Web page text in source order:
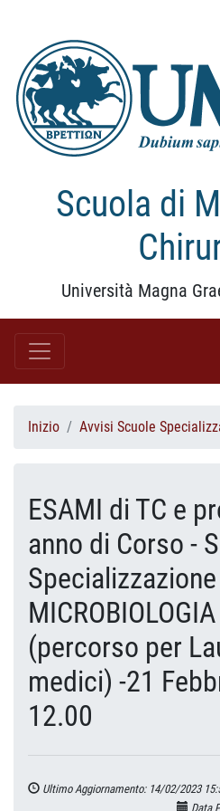
Scuola di
Università Magna
Inizio Avvisi Scuole
ESAMI di TC e
anno di Corso -
(percorso per
medici) -21
12.00
Ultimo Aggiornamento: 14/02/2023
Data